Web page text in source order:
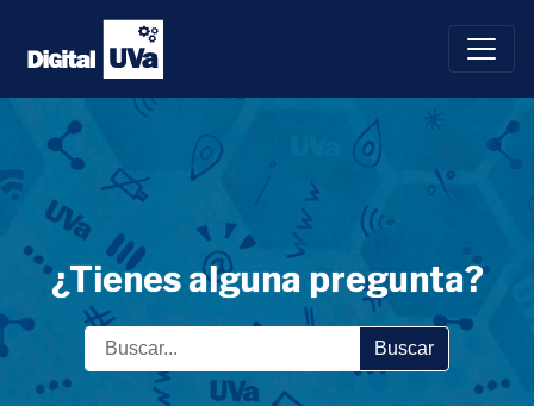
Saltar
contenido
¿Tienes alguna pregunta?
Buscar